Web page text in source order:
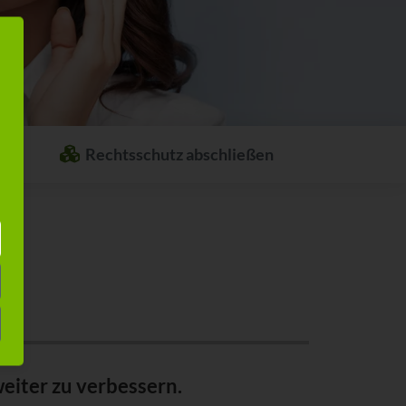
Rechtsschutz abschließen
zu verbessern.